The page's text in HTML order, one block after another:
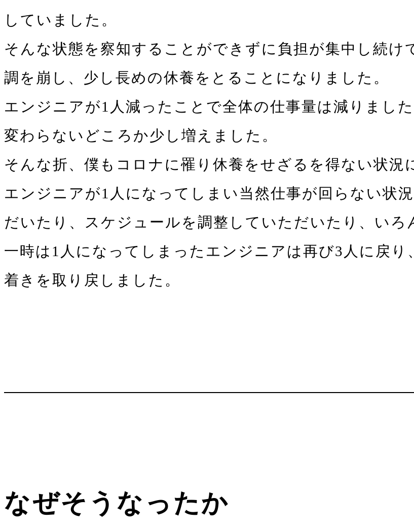
していました。
そんな状態を察知することができずに負担が集中し続
調を崩し、少し⻑めの休養をとることになりました。
エンジニアが1⼈減ったことで全体の仕事量は減りまし
変わらないどころか少し増えました。
そんな折、僕もコロナに罹り休養をせざるを得ない状況
エンジニアが1人になってしまい当然仕事が回らない状
だいたり、スケジュールを調整していただいたり、いろ
一時は1人になってしまったエンジニアは再び3人に戻
着きを取り戻しました。
なぜそうなったか